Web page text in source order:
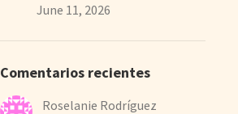
June 11, 2026
Comentarios recientes
Roselanie Rodríguez